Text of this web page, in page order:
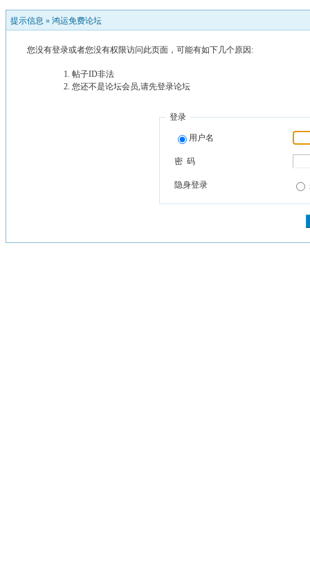
提示信息 » 鸿运免费论坛
您没有登录或者您没有权限访问此页面，可能有如下几个原因:
帖子ID非法
您还不是论坛会员,请先登录论坛
登录
用户名
密 码
隐身登录